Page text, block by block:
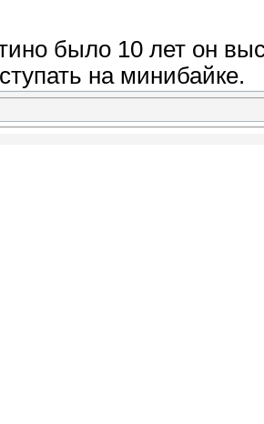
было 10 лет он
на минибайке.